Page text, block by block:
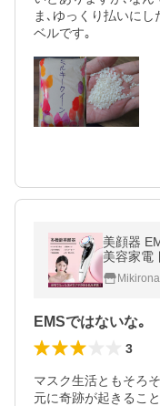
ま､ゆっくり払いに
ベルです｡
美顔器
美容家電
MS微電
4モード
Mikirona
EMSではないな｡
3
マスク生活ともそろ
元に奇跡が起きるこ